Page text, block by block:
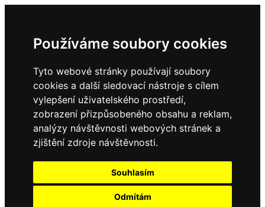
Používáme soubory cookies
Tyto webové stránky používají soubory
cookies a další sledovací nástroje s cílem
vylepšení uživatelského prostředí,
zobrazení přizpůsobeného obsahu a reklam,
analýzy návštěvnosti webových stránek a
zjištění zdroje návštěvnosti.
Souhlasím
Odmítám